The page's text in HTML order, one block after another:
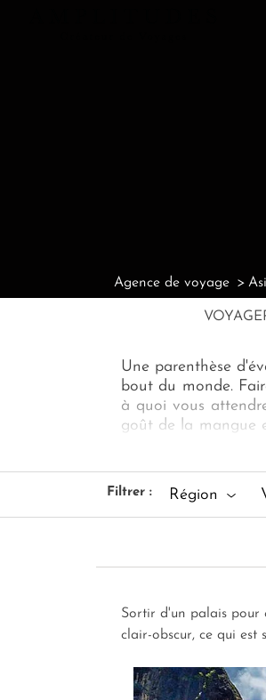
Agence de voyage
Une parenthèse
bout du monde.
à quoi vous
goût de la mangue
des échanges et
c'est déjà bien plus
Filtrer : Région
Sortir d'un palais pour
clair-obscur, ce qui est